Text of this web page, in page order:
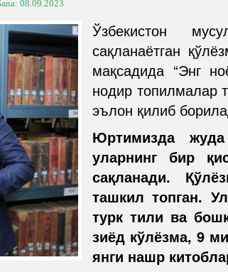
08.09.2023
Ўзбекистон
сақланаётган
мақсадида “Энг
нодир топилмалар
эълон қилиб
Юртимизда
уларнинг бир
сақланади.
ташкил топган.
турк тили ва
зиёд кўлёзма, 9
янги нашр